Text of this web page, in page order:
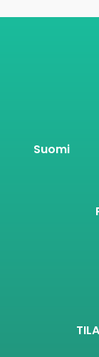
Suomi